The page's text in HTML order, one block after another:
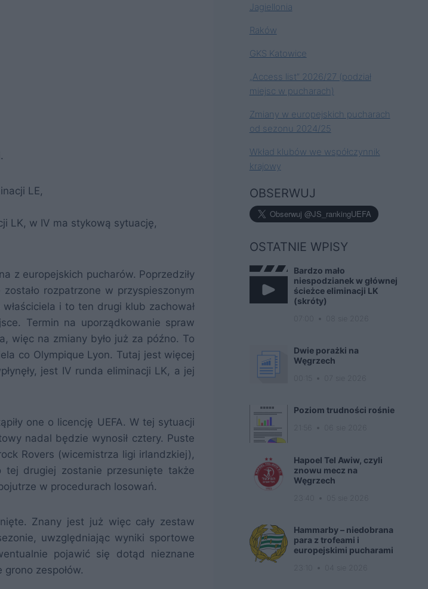
LE,
LK, w IV ma stykową sytuację,
z europejskich pucharów. Poprzedziły
rozpatrzone w przyspieszonym
i to ten drugi klub zachował
Termin na uporządkowanie spraw
więc na zmiany było już za późno. To
co Olympique Lyon. Tutaj jest więcej
jest IV runda eliminacji LK, a jej
one o licencję UEFA. W tej sytuacji
nadal będzie wynosił cztery. Puste
Rovers (wicemistrza ligi irlandzkiej),
drugiej zostanie przesunięte także
w procedurach losowań.
Znany jest już więc cały zestaw
uwzględniając wyniki sportowe
pojawić się dotąd nieznane
zespołów.
Jagiellonia
Raków
GKS Katowice
„Access list” 2026/27 (podział
miejsc w pucharach)
Zmiany w europejskich pucharach
od sezonu 2024/25
Wkład klubów we współczynnik
krajowy
OBSERWUJ
OSTATNIE WPISY
Bardzo mało
niespodzianek w głównej
ścieżce eliminacji LK
(skróty)
Dwie porażki na
Węgrzech
Poziom trudności rośnie
Hapoel Tel Awiw, czyli
znowu mecz na
Węgrzech
Hammarby – niedobrana
para z trofeami i
europejskimi pucharami